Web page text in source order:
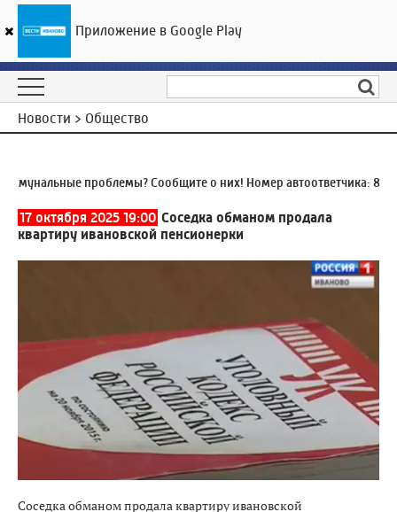
ГТРК «Ивтелерадио»
Новости > Общество
проблемы? Сообщите о них! Номер автоответчика:8
17 октября 2025 19:00 Соседка обманом продала
квартиру ивановской пенсионерки
Соседка обманом продала квартиру ивановской
Приложение в Google Play